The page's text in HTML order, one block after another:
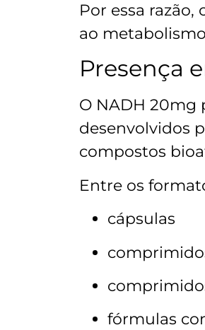
Por essa
ao
Presença
O NADH 20mg
desenvolvidos
compostos
Entre os
cápsulas
fórmulas